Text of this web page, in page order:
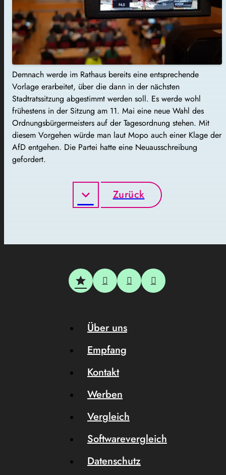
Demnach werde im Rathaus bereits eine entsprechende
Vorlage erarbeitet, über die dann in der nächsten
Stadtratssitzung abgestimmt werden soll. Es werde wohl
frühestens in der Sitzung am 11. Mai eine neue Wahl des
Ordnungsbürgermeisters auf der Tagesordnung stehen. Mit
diesem Vorgehen würde man laut Mopo auch einer Klage der
AfD entgehen. Die Partei hatte eine Neuausschreibung
gefordert.
Zurück
Über uns
Empfang
Kontakt
Werben
Vergleich
Softwarevergleich
Datenschutz